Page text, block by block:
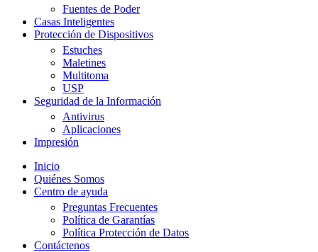
Fuentes de Poder
Casas Inteligentes
Protección de Dispositivos
Estuches
Maletines
Multitoma
USP
Seguridad de la Información
Antivirus
Aplicaciones
Impresión
Inicio
Quiénes Somos
Centro de ayuda
Preguntas Frecuentes
Política de Garantías
Política Protección de Datos
Contáctenos